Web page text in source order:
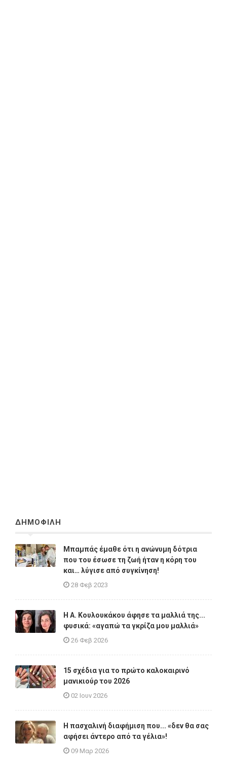
ΔΗΜΟΦΙΛΗ
Μπαμπάς έμαθε ότι η ανώνυμη δότρια
που του έσωσε τη ζωή ήταν η κόρη του
και… λύγισε από συγκίνηση!
28 Φεβ 2023
Η A. Κουλουκάκου άφησε τα μαλλιά της...
φυσικά: «αγαπώ τα γκρίζα μου μαλλιά»
26 Φεβ 2026
15 σχέδια για το πρώτο καλοκαιρινό
μανικιούρ του 2026
02 Ιουν 2026
Η πασχαλινή διαφήμιση που... «δεν θα σας
αφήσει άντερο από τα γέλια»!
09 Μαρ 2026